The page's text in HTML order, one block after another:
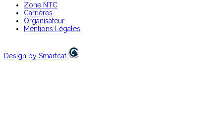
Zone NTC
Carrières
Organisateur
Mentions Légales
Design by Smartcat